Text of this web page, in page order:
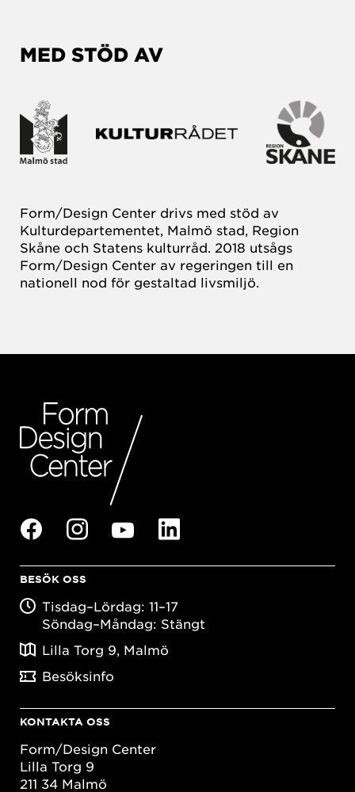
MED STÖD AV
Form/Design Center drivs med stöd av
Kulturdepartementet, Malmö stad, Region
Skåne och Statens kulturråd. 2018 utsågs
Form/Design Center av regeringen till en
nationell nod för gestaltad livsmiljö.
BESÖK OSS
Tisdag–Lördag: 11–17
Söndag–Måndag: Stängt
Lilla Torg 9, Malmö
Besöksinfo
KONTAKTA OSS
Form/Design Center
Lilla Torg 9
211 34 Malmö